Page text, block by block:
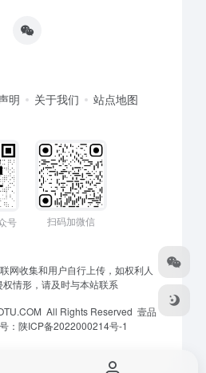
明 关于我们 站点地图
号 扫码加微信
网收集和用户自行上传，如权利人
情形，请及时与本站联系
All Rights Reserved 壹品
： 陕ICP备2022000214号-1